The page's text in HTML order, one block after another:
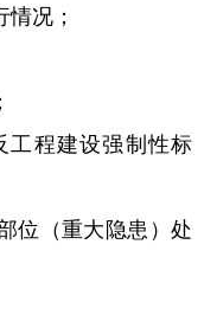
况；
程建设强制性标
（重大隐患）处